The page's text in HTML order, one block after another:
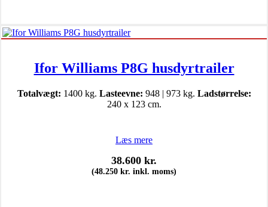
Ifor Williams P8G husdyrtrailer
Totalvægt: 1400 kg. Lasteevne: 948 | 973 kg. Ladstørrelse:
240 x 123 cm.
Læs mere
38.600 kr.
(48.250 kr. inkl. moms)